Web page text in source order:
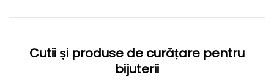
Cutii și produse de curățare pentru
bijuterii